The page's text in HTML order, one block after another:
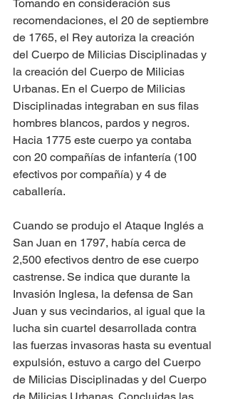
Tomando en consideración sus
recomendaciones, el 20 de septiembre
de 1765, el Rey autoriza la creación
del Cuerpo de Milicias Disciplinadas y
la creación del Cuerpo de Milicias
Urbanas. En el Cuerpo de Milicias
Disciplinadas integraban en sus filas
hombres blancos, pardos y negros.
Hacia 1775 este cuerpo ya contaba
con 20 compañías de infantería (100
efectivos por compañía) y 4 de
caballería.
Cuando se produjo el Ataque Inglés a
San Juan en 1797, había cerca de
2,500 efectivos dentro de ese cuerpo
castrense. Se indica que durante la
Invasión Inglesa, la defensa de San
Juan y sus vecindarios, al igual que la
lucha sin cuartel desarrollada contra
las fuerzas invasoras hasta su eventual
expulsión, estuvo a cargo del Cuerpo
de Milicias Disciplinadas y del Cuerpo
de Milicias Urbanas. Concluidas las